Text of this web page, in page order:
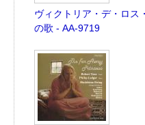
ヴィクトリア・デ・ロス
の歌 - AA-9719